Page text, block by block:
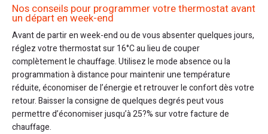
Nos conseils pour programmer votre thermostat avant
un départ en week-end
Avant de partir en week-end ou de vous absenter quelques jours,
réglez votre thermostat sur 16°C au lieu de couper
complètement le chauffage. Utilisez le mode absence ou la
programmation à distance pour maintenir une température
réduite, économiser de l’énergie et retrouver le confort dès votre
retour. Baisser la consigne de quelques degrés peut vous
permettre d’économiser jusqu’à 25?% sur votre facture de
chauffage.